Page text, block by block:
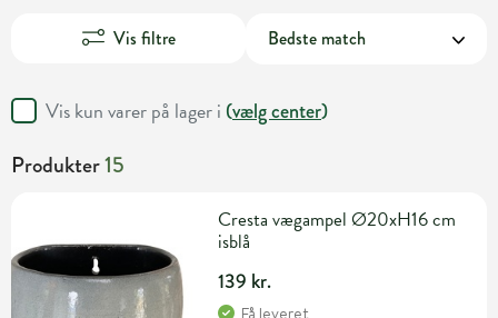
Vis filtre
Vis kun varer på lager i (vælg center)
Produkter15
Cresta vægampel Ø20xH16 cm
isblå
139 kr.
Få leveret